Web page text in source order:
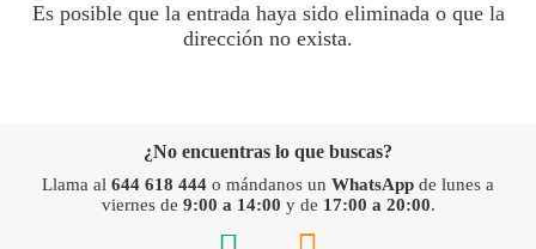
Es posible que la entrada haya sido eliminada o que la
dirección no exista.
¿No encuentras lo que buscas?
Llama al 644 618 444 o mándanos un WhatsApp de lunes a
viernes de 9:00 a 14:00 y de 17:00 a 20:00.